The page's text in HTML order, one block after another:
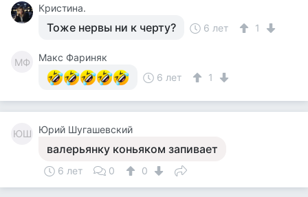
Кристина.
Тоже нервы ни к черту? 6 лет 1
МФ
Макс Фариняк
6 лет
1
ЮШ Юрий Шугашевский
валерьянку коньяком запивает
6 лет 0 0